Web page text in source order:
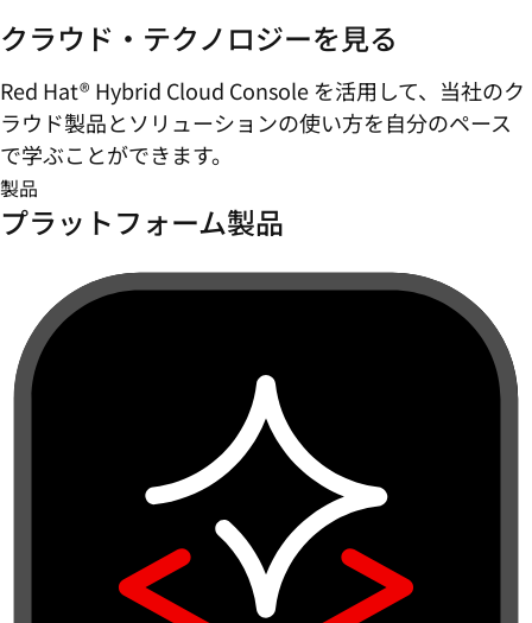
クラウド・テクノロジーを見る
Red Hat® Hybrid Cloud Console を活用して、当社のク
ラウド製品とソリューションの使い方を自分のペース
で学ぶことができます。
製品
プラットフォーム製品